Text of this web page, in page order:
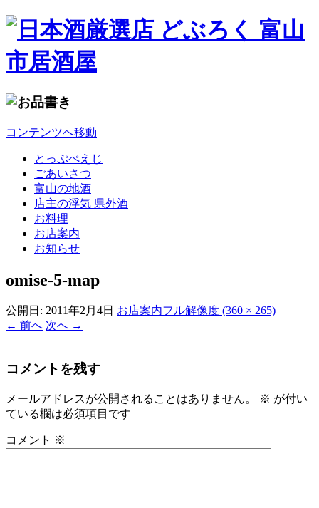
コンテンツへ移動
とっぷぺえじ
ごあいさつ
富山の地酒
店主の浮気 県外酒
お料理
お店案内
お知らせ
omise-5-map
公開日: 2011年2月4日 お店案内フル解像度 (360 × 265)
← 前へ 次へ →
コメントを残す
メールアドレスが公開されることはありません。 ※ が付い
ている欄は必須項目です
コメント ※